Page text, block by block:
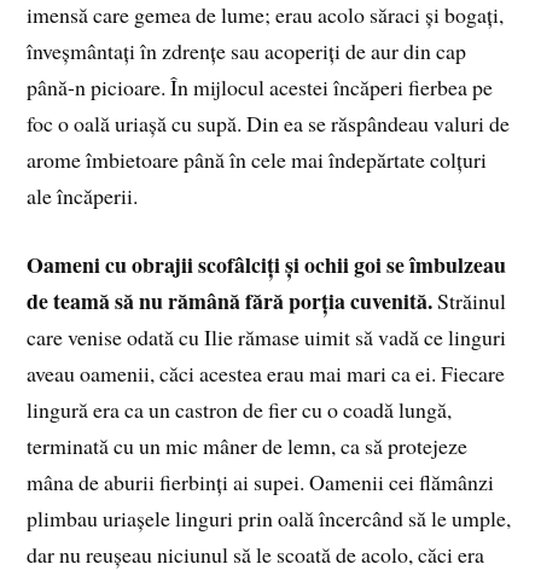
imensă care gemea de lume; erau acolo săraci și bogați,
înveșmântați în zdrențe sau acoperiți de aur din cap
până-n picioare. În mijlocul acestei încăperi fierbea pe
foc o oală uriașă cu supă. Din ea se răspândeau valuri de
arome îmbietoare până în cele mai îndepărtate colțuri
ale încăperii.
Oameni cu obrajii scofâlciți și ochii goi se îmbulzeau
de teamă să nu rămână fără porția cuvenită.Străinul
care venise odată cu Ilie rămase uimit să vadă ce linguri
aveau oamenii, căci acestea erau mai mari ca ei. Fiecare
lingură era ca un castron de fier cu o coadă lungă,
terminată cu un mic mâner de lemn, ca să protejeze
mâna de aburii fierbinți ai supei. Oamenii cei flămânzi
plimbau uriașele linguri prin oală încercând să le umple,
dar nu reușeau niciunul să le scoată de acolo, căci era